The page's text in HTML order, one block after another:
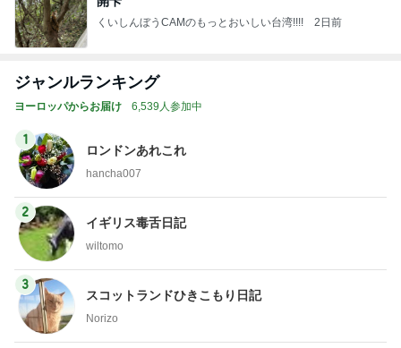
くいしんぼうCAMのもっとおいしい台湾!!!! 2日前
ジャンルランキング
ヨーロッパからお届け 6,539人参加中
1
ロンドンあれこれ
hancha007
2
イギリス毒舌日記
wiltomo
3
スコットランドひきこもり日記
Norizo